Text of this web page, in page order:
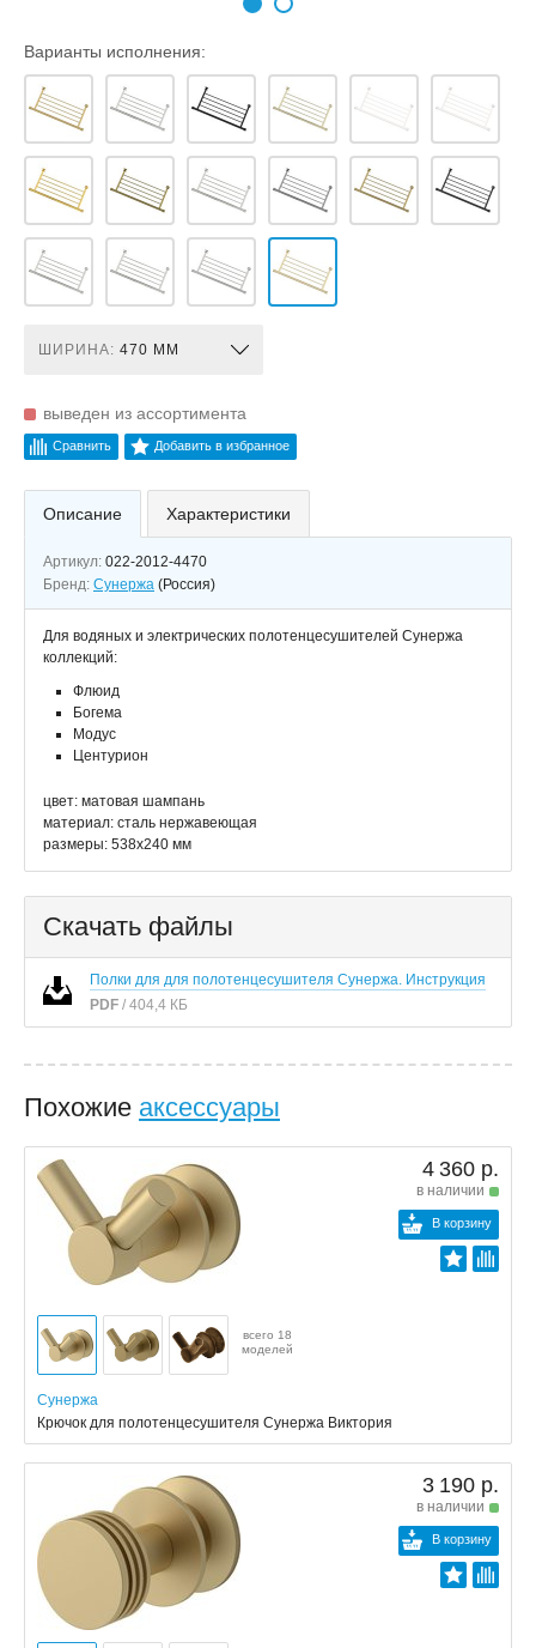
Варианты исполнения:
ШИРИНА: 470 ММ
выведен из ассортимента
Сравнить Добавить в избранное
Описание Характеристики
Артикул: 022-2012-4470
Бренд: Сунержа (Россия)
Для водяных и электрических полотенцесушителей Сунержа
коллекций:
Флюид
Богема
Модус
Центурион
цвет: матовая шампань
материал: сталь нержавеющая
размеры: 538x240 мм
Скачать файлы
Полки для для полотенцесушителя Сунержа. Инструкция
PDF / 404,4 КБ
Похожие аксессуары
4 360 р.
в наличии
В корзину
всего 18
моделей
Сунержа
Крючок для полотенцесушителя Сунержа Виктория
3 190 р.
в наличии
В корзину